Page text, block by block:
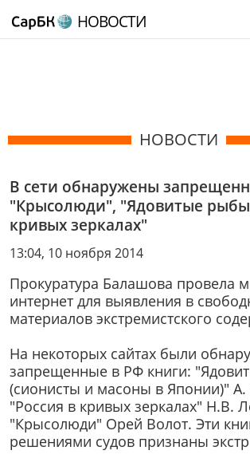
НОВОСТИ
НОВОСТИ
В сети обнаружены
"Крысолюди", "Ядовитые
кривых зеркалах"
13:04, 10 ноября 2014
Прокуратура Балашова провела
интернет для выявления в
материалов экстремистского
На некоторых сайтах были
запрещенные в РФ книги:
(сионисты и масоны в Японии)" А.
"Россия в кривых зеркалах" Н.В.
"Крысолюди" Орей Волот. Эти
решениями судов признаны